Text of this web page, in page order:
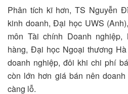
Phân tích kĩ hơn, TS Nguyễn
kinh doanh, Đại học UWS
môn Tài chính Doanh
hàng, Đại học Ngoại thương
doanh nghiệp, đôi khi chi phí
còn lớn hơn giá bán nên
càng lỗ.